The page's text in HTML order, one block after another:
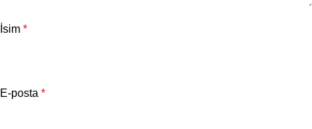
İsim *
E-posta *